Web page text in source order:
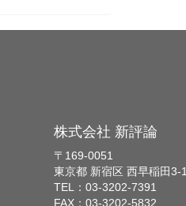
株式会社 新評論
〒169-0051
東京都 新宿区 西早稲田3-
TEL：03-3202-7391
FAX：03-3202-5832